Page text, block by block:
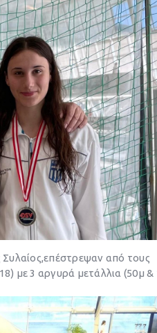
από τους
με 3 αργυρά μετάλλια (50μ &